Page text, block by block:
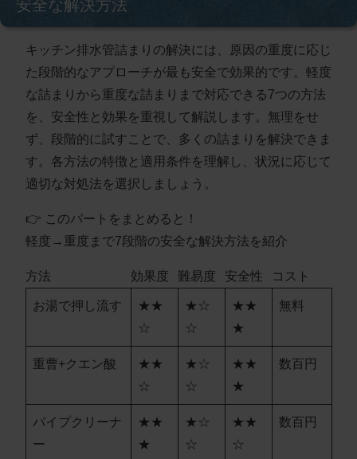
安全な解決方法
キッチン排水管詰まりの解決には、原因の重度に応じ
た段階的なアプローチが最も安全で効果的です。軽度
な詰まりから重度な詰まりまで対応できる7つの方法
を、安全性と効果を重視して解説します。無理をせ
ず、段階的に試すことで、多くの詰まりを解決できま
す。各方法の特徴と適用条件を理解し、状況に応じて
適切な対処法を選択しましょう。
👉 このパートをまとめると！
軽度→重度まで7段階の安全な解決方法を紹介
方法 効果度 難易度 安全性 コスト
お湯で押し流す
★★
☆
★☆
☆
★★
★
無料
重曹+クエン酸
★★
☆
★☆
☆
★★
★
数百円
パイプクリーナ
ー
★★
★
★☆
☆
★★
☆
数百円